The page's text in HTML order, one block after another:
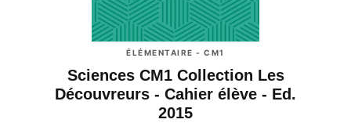
ÉLÉMENTAIRE - CM1
Sciences CM1 Collection Les
Découvreurs - Cahier élève - Ed.
2015